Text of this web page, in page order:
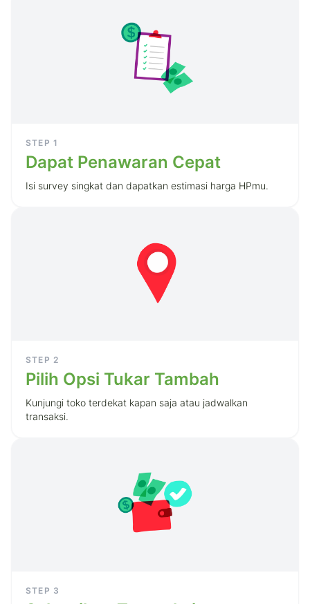
STEP 1
Dapat Penawaran Cepat
Isi survey singkat dan dapatkan estimasi harga HPmu.
STEP 2
Pilih Opsi Tukar Tambah
Kunjungi toko terdekat kapan saja atau jadwalkan
transaksi.
STEP 3